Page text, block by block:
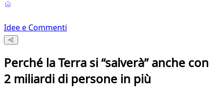
Idee e Commenti
Perché la Terra si “salverà” anche con
2 miliardi di persone in più